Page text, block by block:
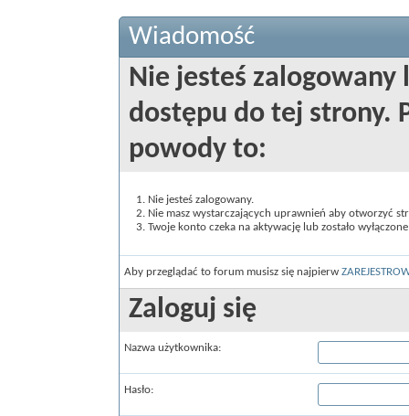
Wiadomość
Nie jesteś zalogowany
dostępu do tej strony.
powody to:
Nie jesteś zalogowany.
Nie masz wystarczających uprawnień aby otworzyć
Twoje konto czeka na aktywację lub zostało
Aby przeglądać to forum musisz się najpierw
Zaloguj się
Nazwa użytkownika:
Hasło: